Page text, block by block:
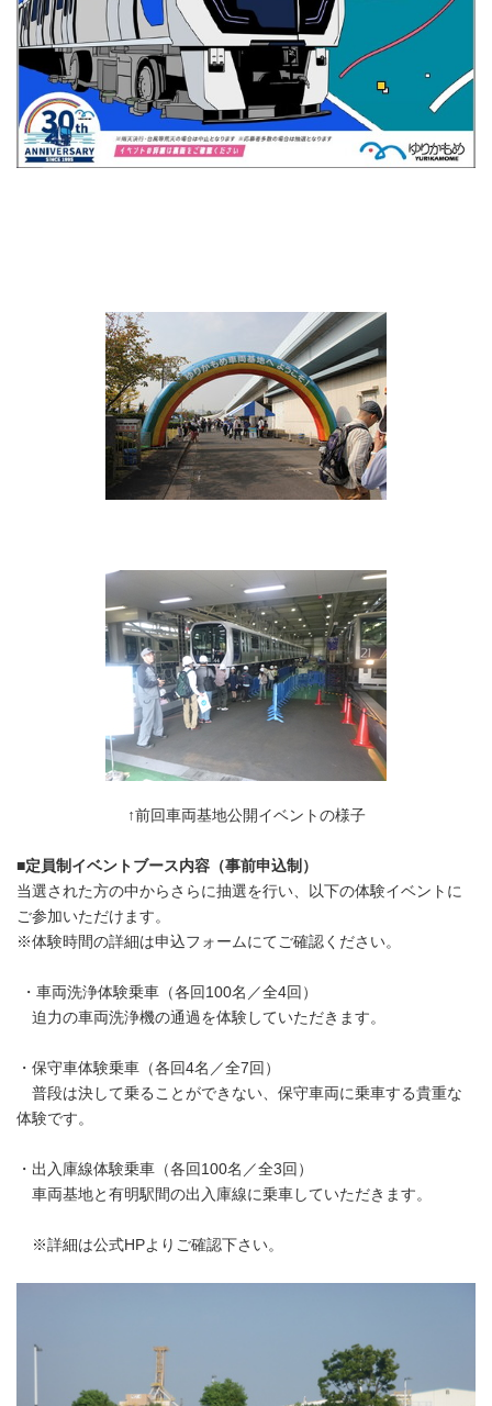
↑前回車両基地公開イベントの様子
■定員制イベントブース内容（事前申込制）
当選された方の中からさらに抽選を行い、以下の体験イベントに
ご参加いただけます。
※体験時間の詳細は申込フォームにてご確認ください。
・車両洗浄体験乗車（各回100名／全4回）
迫力の車両洗浄機の通過を体験していただきます。
・保守車体験乗車（各回4名／全7回）
普段は決して乗ることができない、保守車両に乗車する貴重な
体験です。
・出入庫線体験乗車（各回100名／全3回）
車両基地と有明駅間の出入庫線に乗車していただきます。
※詳細は公式HPよりご確認下さい。